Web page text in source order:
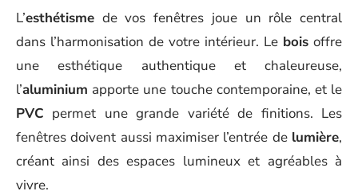
L’esthétisme de vos fenêtres joue un rôle central
dans l’harmonisation de votre intérieur. Le bois offre
une esthétique authentique et chaleureuse,
l’aluminium apporte une touche contemporaine, et le
PVC permet une grande variété de finitions. Les
fenêtres doivent aussi maximiser l’entrée de lumière,
créant ainsi des espaces lumineux et agréables à
vivre.